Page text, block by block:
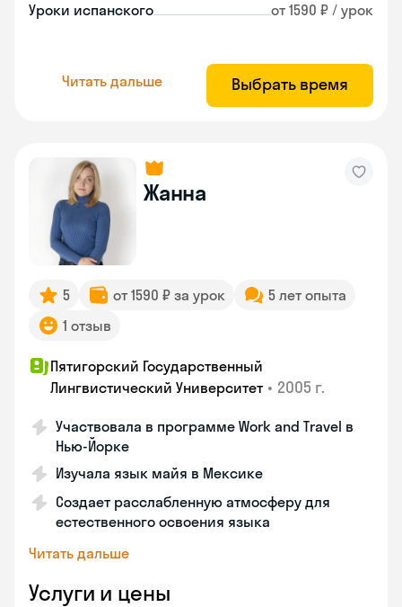
Уроки испанского от 1590 ₽ / урок
Читать дальше Выбрать время
Жанна
5 от 1590 ₽ за урок
5 лет опыта
1 отзыв
Пятигорский Государственный
Лингвистический Университет • 2005 г.
Участвовала в программе Work and Travel в
Нью-Йорке
Изучала язык майя в Мексике
Создает расслабленную атмосферу для
естественного освоения языка
Читать дальше
Услуги и цены